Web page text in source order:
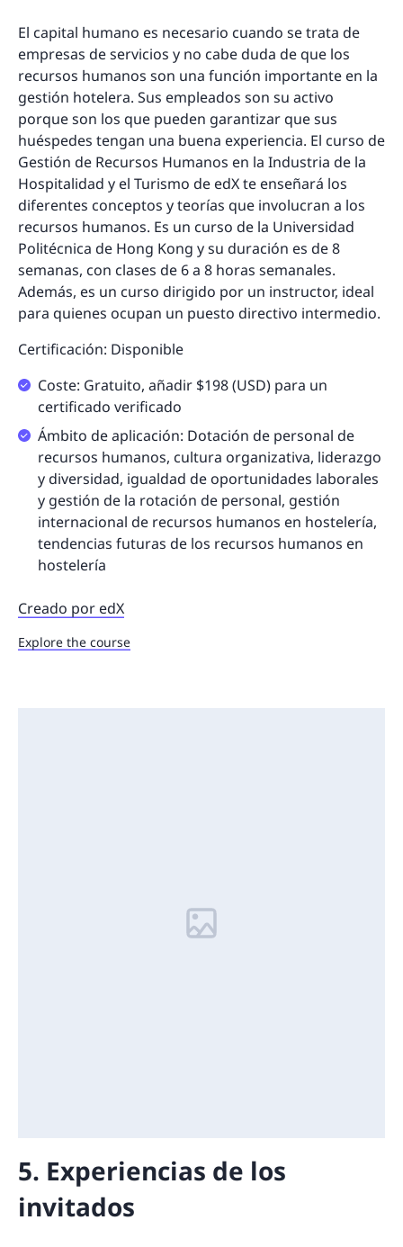
El capital humano es necesario cuando se trata de
empresas de servicios y no cabe duda de que los
recursos humanos son una función importante en la
gestión hotelera. Sus empleados son su activo
porque son los que pueden garantizar que sus
huéspedes tengan una buena experiencia. El curso de
Gestión de Recursos Humanos en la Industria de la
Hospitalidad y el Turismo de edX te enseñará los
diferentes conceptos y teorías que involucran a los
recursos humanos. Es un curso de la Universidad
Politécnica de Hong Kong y su duración es de 8
semanas, con clases de 6 a 8 horas semanales.
Además, es un curso dirigido por un instructor, ideal
para quienes ocupan un puesto directivo intermedio.
Certificación: Disponible
Coste: Gratuito, añadir $198 (USD) para un
certificado verificado
Ámbito de aplicación: Dotación de personal de
recursos humanos, cultura organizativa, liderazgo
y diversidad, igualdad de oportunidades laborales
y gestión de la rotación de personal, gestión
internacional de recursos humanos en hostelería,
tendencias futuras de los recursos humanos en
hostelería
Creado por edX
Explore the course
5. Experiencias de los
invitados